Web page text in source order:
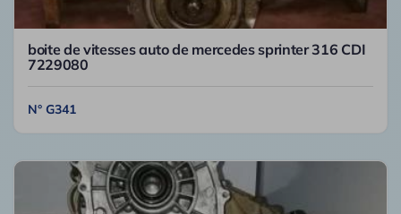
boite de vitesses auto de mercedes sprinter 316 CDI
7229080
N° G341